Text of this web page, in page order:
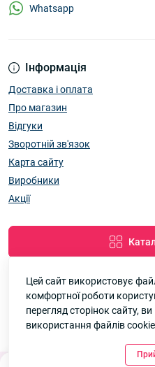
Інформація
Доставка і оплата
Про магазин
Відгуки
Зворотній зв'язок
Карта сайту
Виробники
Акції
Whatsapp
7км Одеса — Одяг і
Рейтинг
Цей сайт використовує
комфортної роботи
перегляд сторінок сайту,
використання файлів